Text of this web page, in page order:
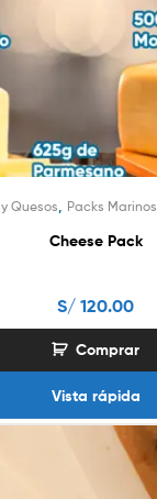
Quesos Packs Marinos
Cheese Pack
S/ 120.00
Comprar
Vista rápida